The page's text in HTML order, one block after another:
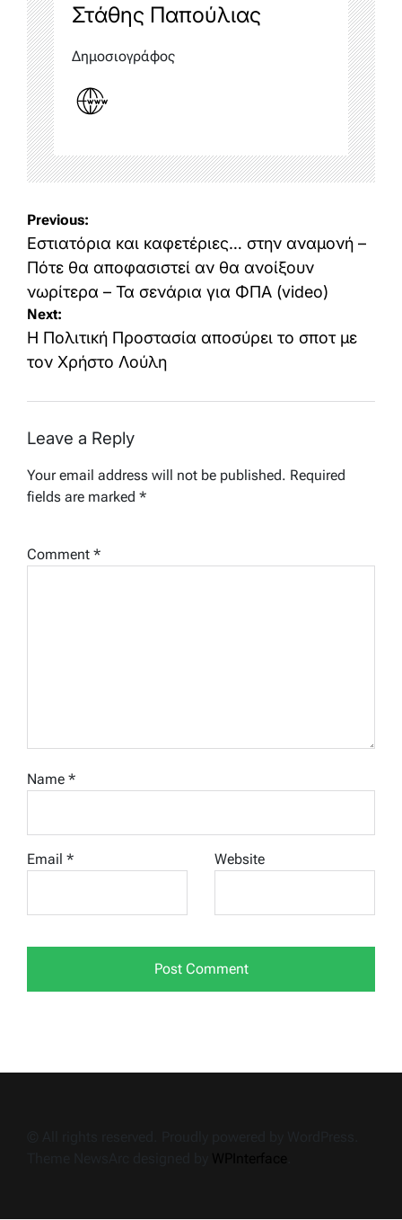
Στάθης Παπούλιας
Δημοσιογράφος
Post
navigation
Previous:
Εστιατόρια και καφετέριες… στην αναμονή –
Πότε θα αποφασιστεί αν θα ανοίξουν
νωρίτερα – Τα σενάρια για ΦΠΑ (video)
Next:
Η Πολιτική Προστασία αποσύρει το σποτ με
τον Χρήστο Λούλη
Leave a Reply
Your email address will not be published. Required
fields are marked *
Comment *
Name *
Email * Website